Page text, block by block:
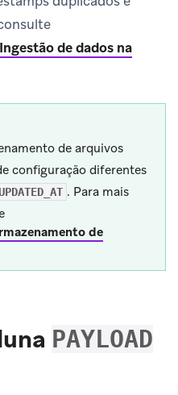
de dados na
de arquivos
configuração diferentes
. Para mais
de
PAYLOAD